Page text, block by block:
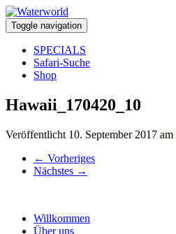
Toggle navigation
SPECIALS
Safari-Suche
Shop
Hawaii_170420_10
Veröffentlicht 10. September 2017 am
← Vorheriges
Nächstes →
Willkommen
Über uns